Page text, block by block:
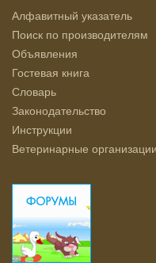
Алфавитный указатель
Поиск по производителям
Объявления
Гостевая книга
Словарь
Законодательство
Инструкции
Ветеринарные организации